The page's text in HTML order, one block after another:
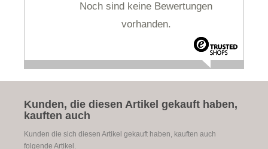
Noch sind keine Bewertungen
vorhanden.
Kunden, die diesen Artikel gekauft haben,
kauften auch
Kunden die sich diesen Artikel gekauft haben, kauften auch
folgende Artikel.